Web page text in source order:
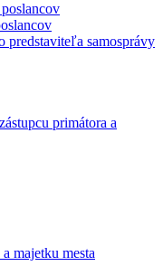
predstaviteľa samosprávy
primátora a
majetku mesta